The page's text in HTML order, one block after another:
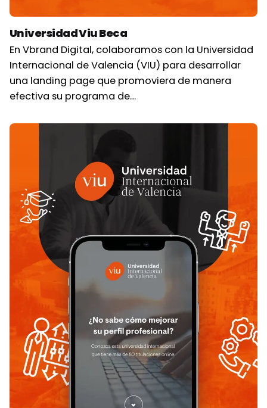
Universidad Viu Beca
En Vbrand Digital, colaboramos con la Universidad
Internacional de Valencia (VIU) para desarrollar
una landing page que promoviera de manera
efectiva su programa de…